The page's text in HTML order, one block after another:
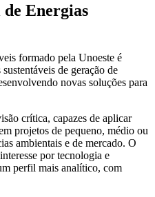
Energias
formado pela Unoeste é
de geração de
novas soluções para
crítica, capazes de aplicar
projetos de pequeno, médio ou
ambientais e de mercado. O
por tecnologia e
perfil mais analítico, com